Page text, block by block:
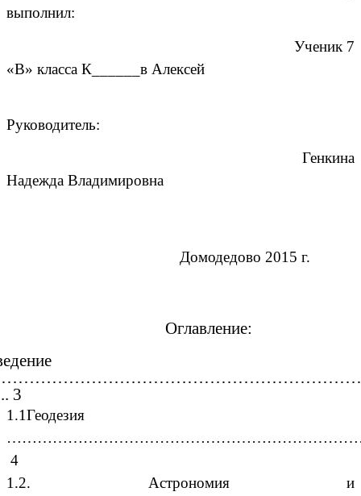
выполнил:
Ученик 7
«В» класса К______в Алексей
Руководитель:
Генкина
Надежда Владимировна
Домодедово 2015 г.
3
1.1Геодезия
4
1.2. Астрономия и